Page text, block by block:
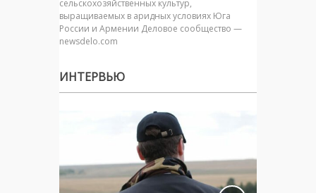
сельскохозяйственных культур,
выращиваемых в аридных условиях Юга
России и Армении Деловое сообщество —
newsdelo.com
ИНТЕРВЬЮ